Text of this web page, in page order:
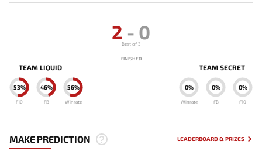
TEAM LIQUID
56%
Winrate
46%
FB
53%
F10
2 - 0
Best of 3
FINISHED
TEAM SECRET
0%
Winrate
0%
FB
0%
F10
MAKE PREDICTION LEADERBOARD & PRIZES